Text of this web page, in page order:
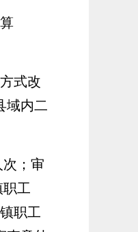
式改
域内二
次；审
职工
职工